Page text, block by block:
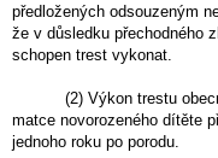
předložených odsouzeným
že v důsledku přechodného
schopen trest vykonat.
(2) Výkon trestu
matce novorozeného dítěte
jednoho roku po porodu.